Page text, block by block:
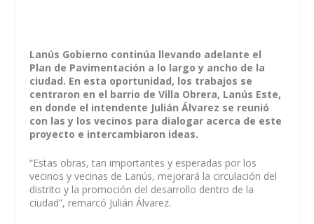
Lanús Gobierno continúa llevando adelante el
Plan de Pavimentación a lo largo y ancho de la
ciudad. En esta oportunidad, los trabajos se
centraron en el barrio de Villa Obrera, Lanús Este,
en donde el intendente Julián Álvarez se reunió
con las y los vecinos para dialogar acerca de este
proyecto e intercambiaron ideas.
“Estas obras, tan importantes y esperadas por los
vecinos y vecinas de Lanús, mejorará la circulación del
distrito y la promoción del desarrollo dentro de la
ciudad”, remarcó Julián Álvarez.